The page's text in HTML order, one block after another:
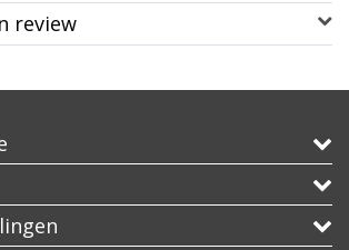
review